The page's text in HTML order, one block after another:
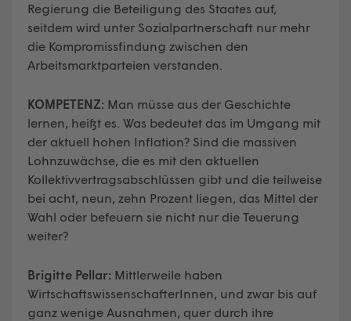
Regierung die Beteiligung des Staates auf,
seitdem wird unter Sozialpartnerschaft nur mehr
die Kompromissfindung zwischen den
Arbeitsmarktparteien verstanden.
KOMPETENZ: Man müsse aus der Geschichte
lernen, heißt es. Was bedeutet das im Umgang mit
der aktuell hohen Inflation? Sind die massiven
Lohnzuwächse, die es mit den aktuellen
Kollektivvertragsabschlüssen gibt und die teilweise
bei acht, neun, zehn Prozent liegen, das Mittel der
Wahl oder befeuern sie nicht nur die Teuerung
weiter?
Brigitte Pellar: Mittlerweile haben
WirtschaftswissenschafterInnen, und zwar bis auf
ganz wenige Ausnahmen, quer durch ihre